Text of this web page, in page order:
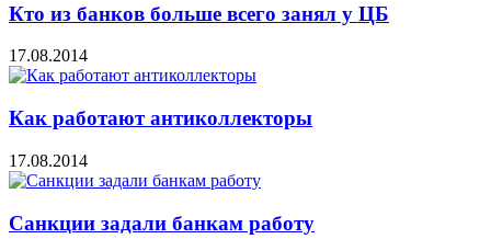
Кто из банков больше всего занял у ЦБ
17.08.2014
Как работают антиколлекторы
17.08.2014
Санкции задали банкам работу